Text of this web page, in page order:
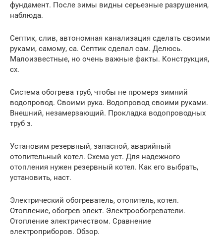
фундамент. После зимы видны серьезные разрушения,
наблюда.
Септик, слив, автономная канализация сделать своими
руками, самому, са. Септик сделал сам. Делюсь.
Малоизвестные, но очень важные факты. Конструкция,
сх.
Система обогрева труб, чтобы не промерз зимний
водопровод. Своими рука. Водопровод своими руками.
Внешний, незамерзающий. Прокладка водопроводных
труб з.
Установим резервный, запасной, аварийный
отопительный котел. Схема уст. Для надежного
отопления нужен резервный котел. Как его выбрать,
установить, наст.
Электрический обогреватель, отопитель, котел.
Отопление, обогрев элект. Электрообогреватели.
Отопление электричеством. Сравнение
электроприборов. Обзор.